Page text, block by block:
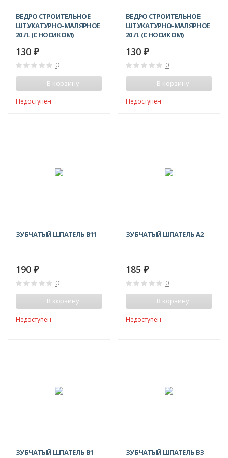
ВЕДРО СТРОИТЕЛЬНОЕ
ШТУКАТУРНО-МАЛЯРНОЕ
20 Л. (С НОСИКОМ)
130 ₽
0
В корзину
Недоступен
ВЕДРО СТРОИТЕЛЬНОЕ
ШТУКАТУРНО-МАЛЯРНОЕ
20 Л. (С НОСИКОМ)
130 ₽
0
В корзину
Недоступен
ЗУБЧАТЫЙ ШПАТЕЛЬ B11
190 ₽
0
В корзину
Недоступен
ЗУБЧАТЫЙ ШПАТЕЛЬ А2
185 ₽
0
В корзину
Недоступен
ЗУБЧАТЫЙ ШПАТЕЛЬ В1 ЗУБЧАТЫЙ ШПАТЕЛЬ В3